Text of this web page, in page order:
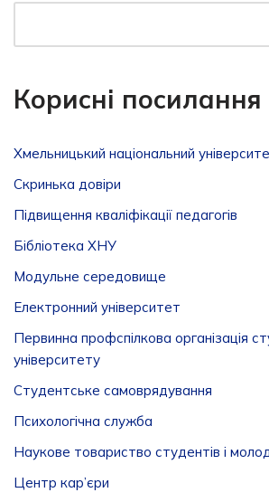
Корисні посилання
Хмельницький національний
Скринька довiри
Підвищення кваліфікації педагогів
Бібліотека ХНУ
Модульне середовище
Електронний університет
Первинна профспілкова організація
університету
Студентське самоврядування
Психологічна служба
Наукове товариство студентів і
Центр кар’єри